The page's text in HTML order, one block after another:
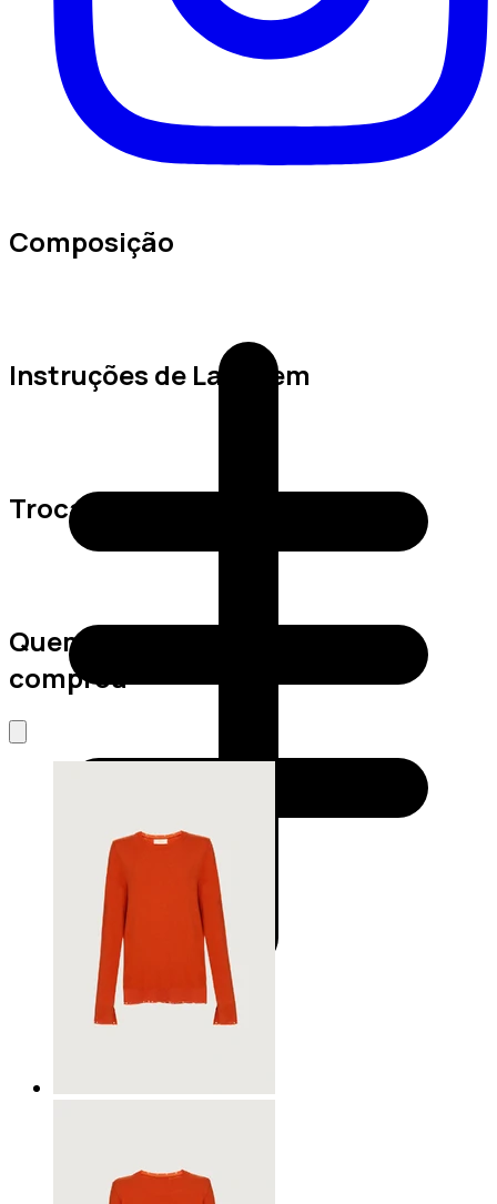
Composição
Instruções de Lavagem
Trocas e Devoluções
Quem viu este produto também
comprou